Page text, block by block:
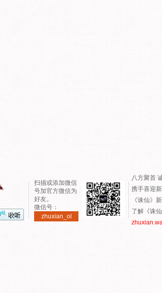
扫描或添加微信
号加官方微信为
好友。
微信号：
zhuxian_ol
八方聚首
携手喜迎
《诛仙》
了解《诛